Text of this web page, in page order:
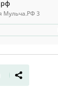
Мульча.РФ 3